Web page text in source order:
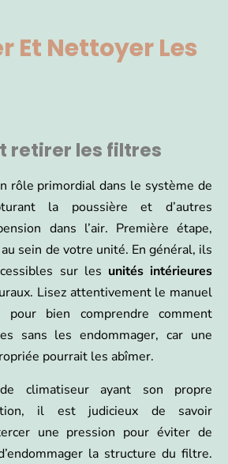
Et Nettoyer Les
retirer les filtres
rôle primordial dans le système de
la poussière et d’autres
dans l’air. Première étape,
sein de votre unité. En général, ils
sur les unités intérieures
Lisez attentivement le manuel
bien comprendre comment
sans les endommager, car une
pourrait les abîmer.
climatiseur ayant son propre
il est judicieux de savoir
une pression pour éviter de
la structure du filtre.